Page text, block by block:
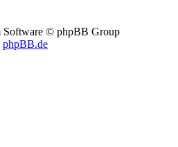
© phpBB Group
phpBB.de